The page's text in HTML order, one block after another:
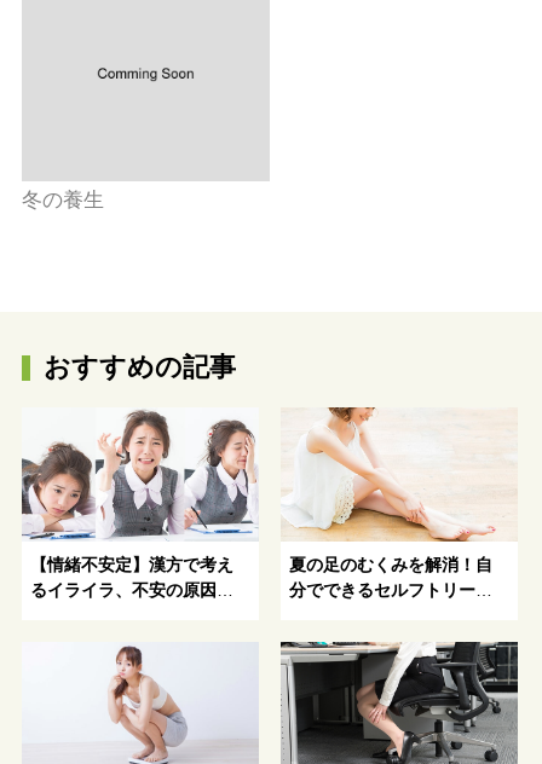
冬の養生
おすすめの記事
【情緒不安定】漢方で考え
るイライラ、不安の原因と
夏の足のむくみを解消！自
分でできるセルフトリート
状、対処法